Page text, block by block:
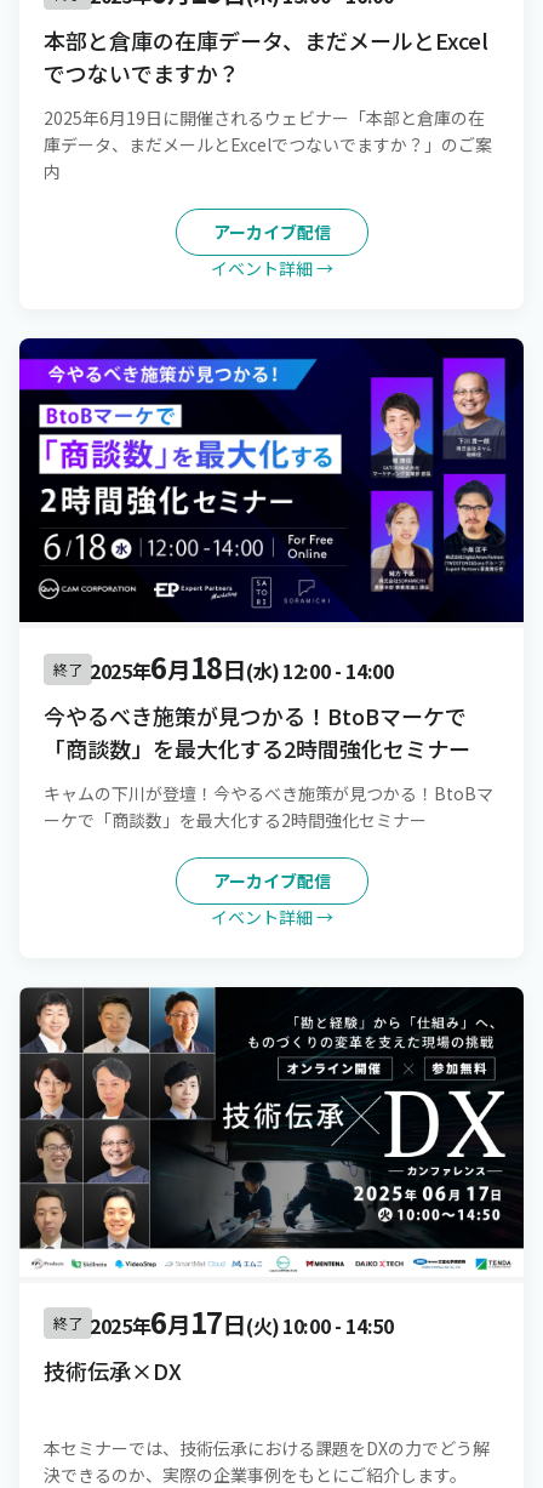
本部と倉庫の在庫データ、まだメールとExcel
でつないでますか？
2025年6月19日に開催されるウェビナー「本部と倉庫の在
庫データ、まだメールとExcelでつないでますか？」のご案
内
アーカイブ配信
イベント詳細 →
終了 2025年6月18日(水)12:00- 14:00
今やるべき施策が見つかる！BtoBマーケで
「商談数」を最大化する2時間強化セミナー
キャムの下川が登壇！今やるべき施策が見つかる！BtoBマ
ーケで「商談数」を最大化する2時間強化セミナー
アーカイブ配信
イベント詳細 →
終了 2025年6月17日(火)10:00- 14:50
技術伝承×DX
本セミナーでは、技術伝承における課題をDXの力でどう解
決できるのか、実際の企業事例をもとにご紹介します。